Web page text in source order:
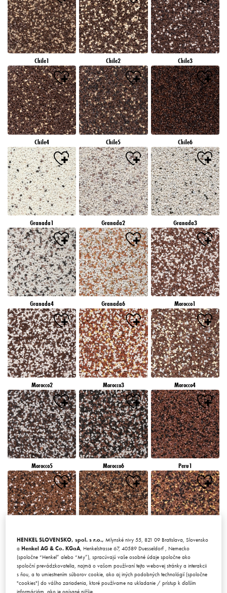
Chile1 Chile2 Chile3
Chile4 Chile5 Chile6
Granada1 Granada2 Granada3
Granada4 Granada6 Morocco1
Morocco2 Morocco3 Morocco4
Morocco5 Morocco6 Peru1
Peru2 Peru3 Peru4
HENKEL SLOVENSKO, spol. s r.o., Mlynské nivy 55, 821 09 Bratislava, Slovensko
aHenkel AG & Co. KGaA , Henkelstrasse 67, 40589 Duesseldorf , Nemecko
(spoločne “Henkel” alebo “My”), spracúvajú vaše osobné údaje spoločne ako
spoloční prevádzkovatelia, najmä o vašom používaní tejto webovej stránky a interakcii
s ňou, a to umiestnením súborov cookie, ako aj iných podobných technológií (spoločne
"cookies") do vášho zariadenia, ktoré používame na ukladanie / prístup k ďalším
informáciám, ako je opísané nižšie.